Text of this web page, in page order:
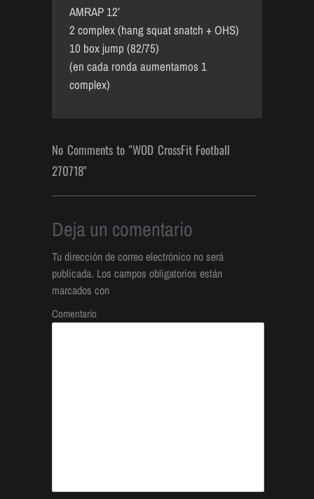
AMRAP 12’
2 complex (hang squat snatch + OHS)
10 box jump (82/75)
(en cada ronda aumentamos 1
complex)
No Comments to "WOD CrossFit Football
270718"
Deja un comentario
Tu dirección de correo electrónico no será
publicada. Los campos obligatorios están
marcados con
Comentario